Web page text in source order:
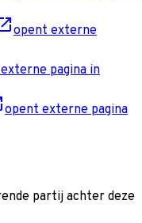
opent externe
pagina in
opent externe pagina
partij achter deze